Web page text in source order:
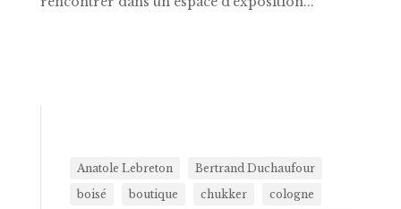
Anatole Lebreton
Bertrand Duchaufour
boisé
boutique chukker
cologne